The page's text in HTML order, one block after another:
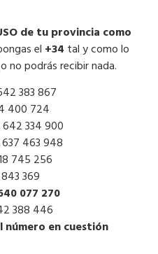
de tu provincia como
el +34 tal y como lo
no podrás recibir nada.
383 867
400 724
334 900
463 948
745 256
369
077 270
388 446
número en cuestión